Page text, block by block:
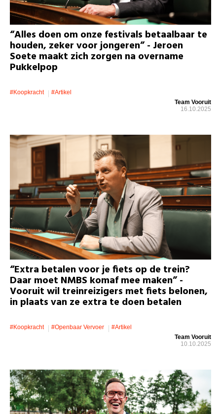
“Alles doen om onze festivals betaalbaar te
houden, zeker voor jongeren” - Jeroen
Soete maakt zich zorgen na overname
Pukkelpop
#koopkracht
#artikel
Team Vooruit
16.10.2025
“Extra betalen voor je fiets op de trein?
Daar moet NMBS komaf mee maken” -
Vooruit wil treinreizigers met fiets belonen,
in plaats van ze extra te doen betalen
#koopkracht #openbaar Vervoer
#artikel
Team Vooruit
10.10.2025